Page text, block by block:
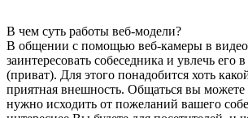
В чем суть работы веб-модели?
В общении с помощью веб-камеры в
заинтересовать собеседника и увлечь его
(приват). Для этого понадобится хоть
приятная внешность. Общаться вы
нужно исходить от пожеланий вашего